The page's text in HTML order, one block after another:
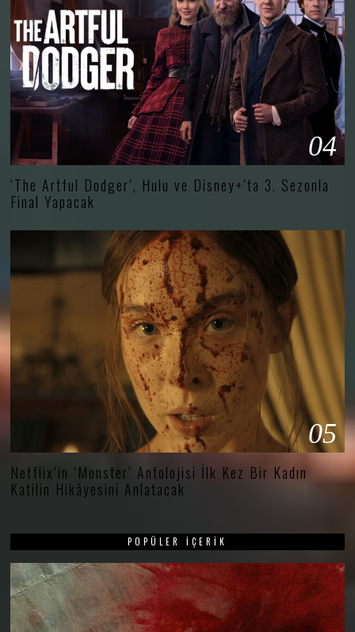
04
‘The Artful Dodger’, Hulu ve Disney+’ta 3. Sezonla
Final Yapacak
05
Netflix’in ‘Monster’ Antolojisi İlk Kez Bir Kadın
Katilin Hikâyesini Anlatacak
POPÜLER İÇERIK